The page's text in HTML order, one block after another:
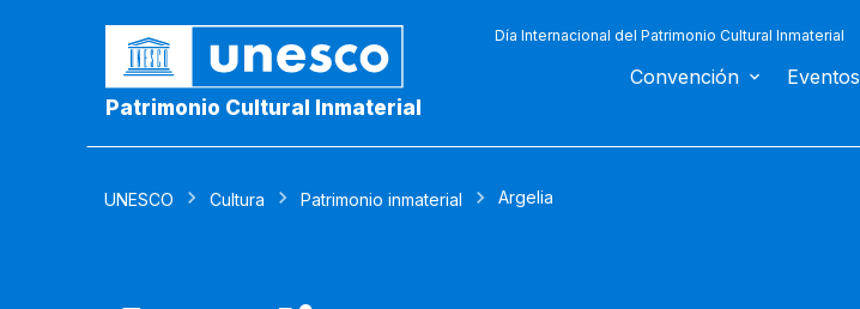
Patrimonio Cultural Inmaterial
Día Internacional del Patrimonio Cultural Inmaterial
Convención Eventos
UNESCO Cultura Patrimonio inmaterial Argelia